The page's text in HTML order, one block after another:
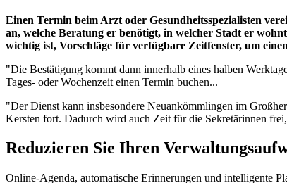
Einen Termin beim Arzt oder Gesundheitsspezialisten
an, welche Beratung er benötigt, in welcher Stadt er
wichtig ist, Vorschläge für verfügbare Zeitfenster, um
"Die Bestätigung kommt dann innerhalb eines halben
Tages- oder Wochenzeit einen Termin buchen...
"Der Dienst kann insbesondere Neuankömmlingen im
Kersten fort. Dadurch wird auch Zeit für die Sekretärinnen
Reduzieren Sie Ihren
Online-Agenda, automatische Erinnerungen und intelligente